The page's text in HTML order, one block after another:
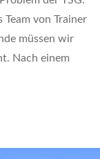
von Trainer
müssen wir
Nach einem